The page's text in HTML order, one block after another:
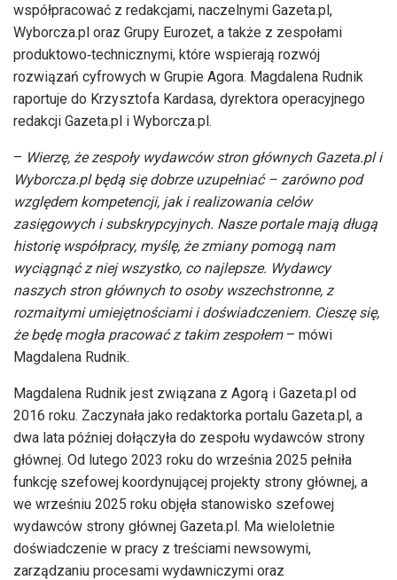
współpracować z redakcjami, naczelnymi Gazeta.pl,
Wyborcza.pl oraz Grupy Eurozet, a także z zespołami
produktowo‑technicznymi, które wspierają rozwój
rozwiązań cyfrowych w Grupie Agora. Magdalena Rudnik
raportuje do Krzysztofa Kardasa, dyrektora operacyjnego
redakcji Gazeta.pl i Wyborcza.pl.
– Wierzę, że zespoły wydawców stron głównych Gazeta.pl i
Wyborcza.pl będą się dobrze uzupełniać – zarówno pod
względem kompetencji, jak i realizowania celów
zasięgowych i subskrypcyjnych. Nasze portale mają długą
historię współpracy, myślę, że zmiany pomogą nam
wyciągnąć z niej wszystko, co najlepsze. Wydawcy
naszych stron głównych to osoby wszechstronne, z
rozmaitymi umiejętnościami i doświadczeniem. Cieszę się,
że będę mogła pracować z takim zespołem – mówi
Magdalena Rudnik.
Magdalena Rudnik jest związana z Agorą i Gazeta.pl od
2016 roku. Zaczynała jako redaktorka portalu Gazeta.pl, a
dwa lata później dołączyła do zespołu wydawców strony
głównej. Od lutego 2023 roku do września 2025 pełniła
funkcję szefowej koordynującej projekty strony głównej, a
we wrześniu 2025 roku objęła stanowisko szefowej
wydawców strony głównej Gazeta.pl. Ma wieloletnie
doświadczenie w pracy z treściami newsowymi,
zarządzaniu procesami wydawniczymi oraz